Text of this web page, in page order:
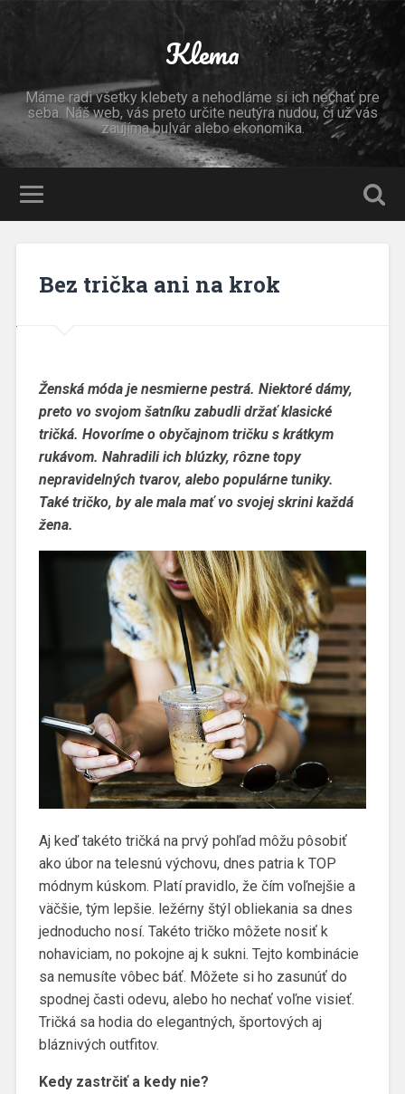
Klema
Máme radi všetky klebety a nehodláme si ich nechať pre
seba. Náš web, vás preto určite neutýra nudou, či už vás
zaujíma bulvár alebo ekonomika.
Bez trička ani na krok
Ženská móda je nesmierne pestrá. Niektoré dámy,
preto vo svojom šatníku zabudli držať klasické
tričká. Hovoríme o obyčajnom tričku s krátkym
rukávom. Nahradili ich blúzky, rôzne topy
nepravidelných tvarov, alebo populárne tuniky.
Také tričko, by ale mala mať vo svojej skrini každá
žena.
Aj keď takéto tričká na prvý pohľad môžu pôsobiť
ako úbor na telesnú výchovu, dnes patria k TOP
módnym kúskom. Platí pravidlo, že čím voľnejšie a
väčšie, tým lepšie. ležérny štýl obliekania sa dnes
jednoducho nosí. Takéto tričko môžete nosiť k
nohaviciam, no pokojne aj k sukni. Tejto kombinácie
sa nemusíte vôbec báť. Môžete si ho zasunúť do
spodnej časti odevu, alebo ho nechať voľne visieť.
Tričká sa hodia do elegantných, športových aj
bláznivých outfitov.
Kedy zastrčiť a kedy nie?